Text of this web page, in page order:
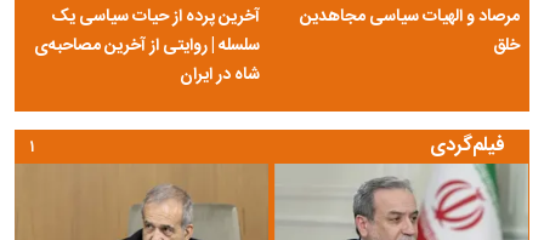
مرصاد و الهیات سیاسی مجاهدین
خلق
آخرین پرده از حیات سیاسی یک
سلسله | روایتی از آخرین مصاحبه‌ی
شاه در ایران
فیلم‌گردی ۱